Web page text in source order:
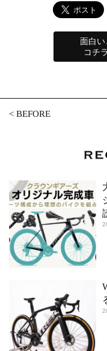
面白い
コチ
<BEFORE